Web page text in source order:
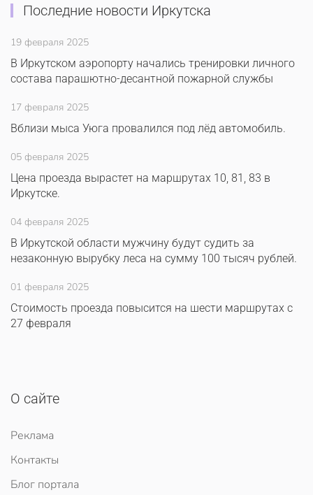
Последние новости Иркутска
19 февраля 2025
В Иркутском аэропорту начались тренировки личного
состава парашютно-десантной пожарной службы
17 февраля 2025
Вблизи мыса Уюга провалился под лёд автомобиль.
05 февраля 2025
Цена проезда вырастет на маршрутах 10, 81, 83 в
Иркутске.
04 февраля 2025
В Иркутской области мужчину будут судить за
незаконную вырубку леса на сумму 100 тысяч рублей.
01 февраля 2025
Стоимость проезда повысится на шести маршрутах с
27 февраля
О сайте
Реклама
Контакты
Блог портала